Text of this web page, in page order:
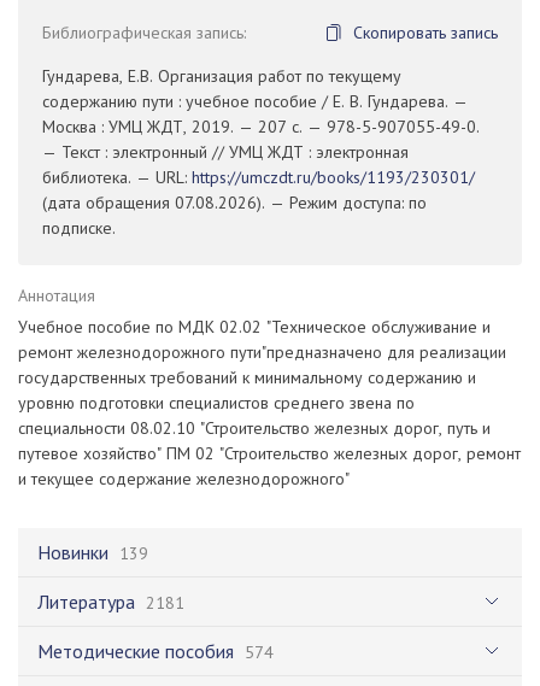
Новинки 139
Литература 2181
Методические пособия 574
Библиографическая запись:
Скопировать запись
Гундарева, Е.В. Организация работ по текущему
содержанию пути : учебное пособие / Е. В. Гундарева. —
Москва : УМЦ ЖДТ, 2019. — 207 с. — 978-5-907055-49-0.
— Текст : электронный // УМЦ ЖДТ : электронная
библиотека. — URL: https://umczdt.ru/books/1193/230301/
(дата обращения 07.08.2026). — Режим доступа: по
подписке.
Аннотация
Учебное пособие по МДК 02.02 "Техническое обслуживание и
ремонт железнодорожного пути"предназначено для реализации
государственных требований к минимальному содержанию и
уровню подготовки специалистов среднего звена по
специальности 08.02.10 "Строительство железных дорог, путь и
путевое хозяйство" ПМ 02 "Строительство железных дорог, ремонт
и текущее содержание железнодорожного"